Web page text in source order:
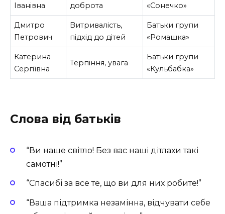
Іванівна
доброта
«Сонечко»
Дмитро
Петрович
Витривалість,
підхід до дітей
Батьки групи
«Ромашка»
Катерина
Сергіївна
Терпіння, увага
Батьки групи
«Кульбабка»
Слова від батьків
“Ви наше світло! Без вас наші дітлахи такі
самотні!”
“Спасибі за все те, що ви для них робите!”
“Ваша підтримка незамінна, відчувати себе